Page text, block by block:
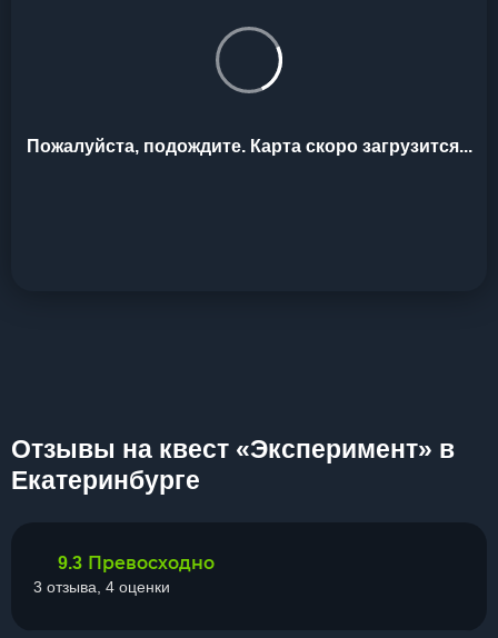
Пожалуйста, подождите. Карта скоро загрузится...
Отзывы на квест «Эксперимент» в
Екатеринбурге
9.3 Превосходно
3 отзыва, 4 оценки